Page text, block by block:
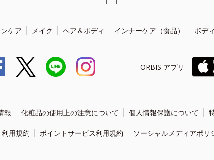
ケア メイク ヘア＆ボディ インナーケア（食品） ボデ
ORBIS アプリ
報 化粧品の使用上の注意について 個人情報保護について
用規約 ポイントサービス利用規約 ソーシャルメディアポリ